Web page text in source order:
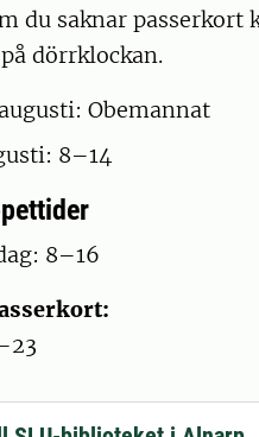
du saknar
dörrklockan.
Obemannat
8–14
8–16